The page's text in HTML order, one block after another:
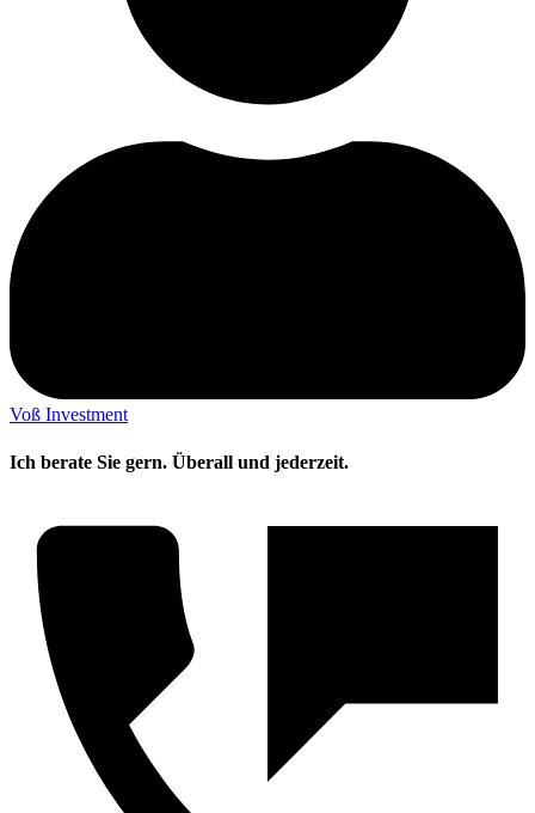
Voß Investment
Ich berate Sie gern. Überall und jederzeit.